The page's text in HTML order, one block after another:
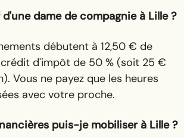
dame de compagnie à Lille ?
débutent à 12,50 € de
d'impôt de 50 % (soit 25 €
Vous ne payez que les heures
avec votre proche.
puis-je mobiliser à Lille ?